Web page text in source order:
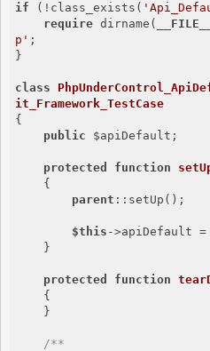
if (!class_exists(
require dirname( __FILE__
p' ;
}
class
it_Framework_TestCase
{
public $apiDefault;
protected function
{
parent ::setUp();
$this ->apiDefault =
protected function
{
/**